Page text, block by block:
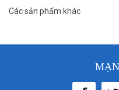
Các sản phẩm khác